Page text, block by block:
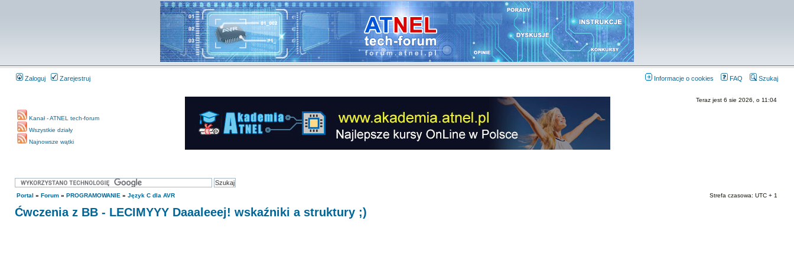
Zaloguj Zarejestruj Informacje o cookies FAQ Szukaj
Kanał - ATNEL tech-forum
Wszystkie działy
Najnowsze wątki
Teraz jest 6 sie 2026, o 11:04
Portal » Forum » PROGRAMOWANIE » Język C dla AVR Strefa czasowa: UTC + 1
Ćwczenia z BB - LECIMYYY Daaaleeej! wskaźniki a struktury ;)